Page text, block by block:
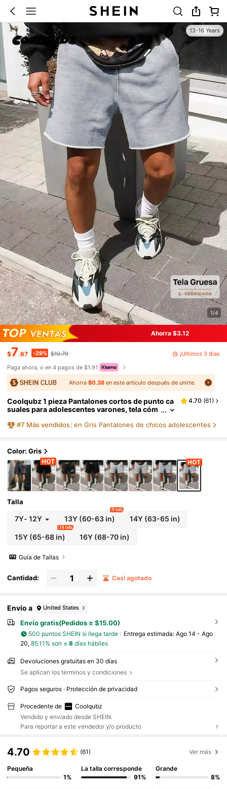
13-16 Years
1/4
Ahorra $3.12
$7.67 -29% $10.79
¡Últimos 3 días
Paga ahora, o en 4 pagos de $1.91
Ahorra $0.38en este artículo después de unirte.
Coolqubz 1 pieza Pantalones cortos de punto ca
suales para adolescentes varones, tela cóm
asiones, nueva llegada de primavera/verano
4.70 (61)
#7 Más vendidos en Gris Pantalones de chicos adolescentes
Color: Gris
Talla
7Y- 12Y 13Y (60-63 in)
9 left
14Y (63-65 in)
15Y(65-68 in)
10 left
16Y (68-70 in)
Guía de Tallas
Cantidad: Casi agotado
Envío a United States
Envío gratis(Pedidos ≥ $15.00)
500 puntos SHEIN si llega tarde Entrega estimada: Ago 14 - Ago
20, 85.11% son ≤ 8días hábiles
Devoluciones gratuitas en 30 días
Se aplican los términos y condiciones
Pagos seguros · Protección de privacidad
Procedente de
Coolqubz
Vendido y enviado desde SHEIN.
Para reportar a este vendedor y/o producto
4.70 (61) Ver más
Pequeña
1%
La talla corresponde
91%
Grande
8%